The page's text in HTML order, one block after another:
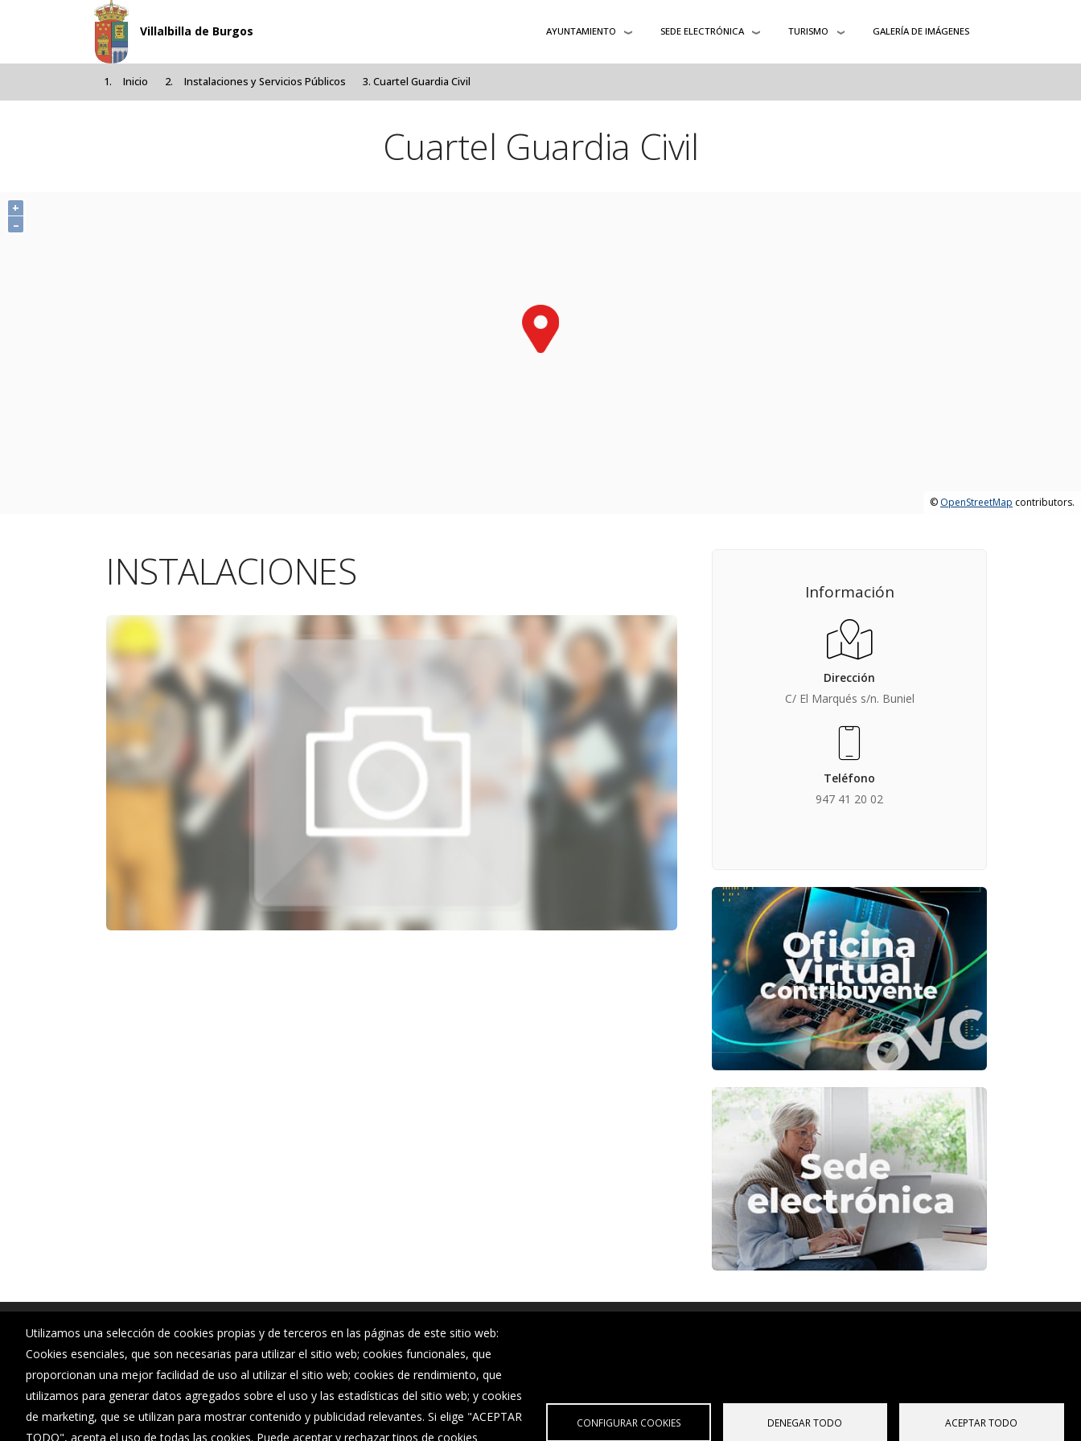
Pasar al contenido principal
Villalbilla de Burgos AYUNTAMIENTO SEDE ELECTRÓNICA TURISMO GALERÍA DE IMÁGENES
Inicio Instalaciones y Servicios Públicos Cuartel Guardia Civil
Cuartel Guardia Civil
+
–
© OpenStreetMap contributors.
Información
Dirección
C/ El Marqués s/n. Buniel
Teléfono
947 41 20 02
INSTALACIONES
Utilizamos una selección de cookies propias y de terceros en las páginas de este sitio web:
Cookies esenciales, que son necesarias para utilizar el sitio web; cookies funcionales, que
proporcionan una mejor facilidad de uso al utilizar el sitio web; cookies de rendimiento, que
utilizamos para generar datos agregados sobre el uso y las estadísticas del sitio web; y cookies
de marketing, que se utilizan para mostrar contenido y publicidad relevantes. Si elige "ACEPTAR
TODO", acepta el uso de todas las cookies. Puede aceptar y rechazar tipos de cookies
CONFIGURAR COOKIES DENEGAR TODO ACEPTAR TODO
Ayuntamiento de Villalbilla de Burgos
: Plaza del Ayuntamiento 1 - 09001
: 947291210
: alcaldia@villalbilladeburgos.com
Corporación Municipal
Teléfonos de interés